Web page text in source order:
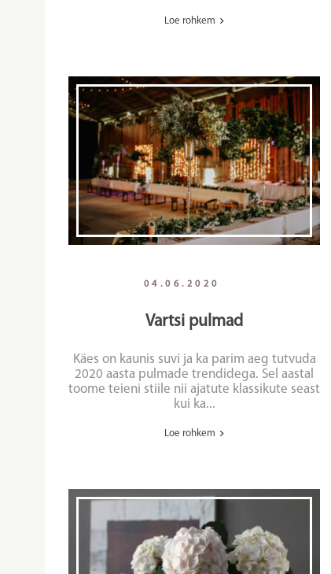
Loe rohkem
04.06.2020
Vartsi pulmad
Käes on kaunis suvi ja ka parim aeg tutvuda
2020 aasta pulmade trendidega. Sel aastal
toome teieni stiile nii ajatute klassikute seast
kui ka...
Loe rohkem